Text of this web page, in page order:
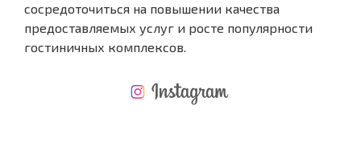
сосредоточиться на повышении качества
предоставляемых услуг и росте популярности
гостиничных комплексов.